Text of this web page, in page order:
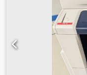
koji može imati
žutilo). Uređaj je
Možete doći i
radnog vremena.
Moguće je osigurati
dostavu u svijet po
možete nas